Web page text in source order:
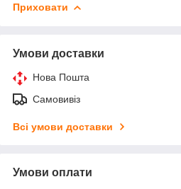
Приховати
Умови доставки
Нова Пошта
Самовивіз
Всі умови доставки
Умови оплати